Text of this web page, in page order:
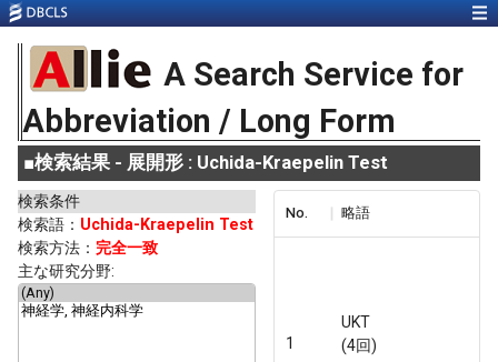
A Search Service for
Abbreviation / Long Form
■検索結果 - 展開形 : Uchida-Kraepelin Test
検索条件
検索語： Uchida-Kraepelin Test
検索方法： 完全一致
主な研究分野:
No. 略語
1
UKT
(4回)